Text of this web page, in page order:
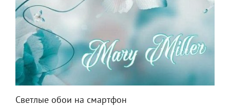
Светлые обои на смартфон